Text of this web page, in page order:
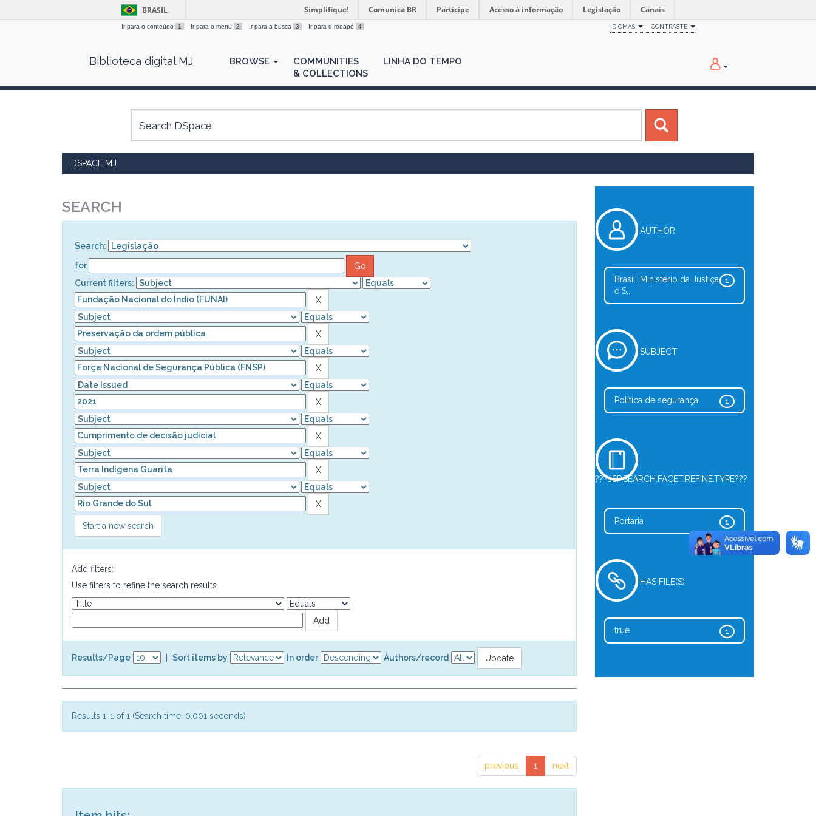
BRASIL Simplifique! Comunica BR Participe Acesso à informação Legislação Canais
Ir para o conteúdo 1 Ir para o menu 2 Ir para a busca 3 Ir para o rodapé 4 IDIOMAS CONTRASTE
Biblioteca digital MJ BROWSE
COMMUNITIES
& COLLECTIONS
LINHA DO TEMPO
DSPACE MJ
SEARCH
Search:
for
Current filters:
Start a new search
Add filters:
Use filters to refine the search results.
Results/Page Sort items by In order Authors/record
Results 1-1 of 1 (Search time: 0.001 seconds).
previous 1 next
AUTHOR
1
Brasil. Ministério da Justiça
e S...
SUBJECT
1
Política de segurança
???JSP.SEARCH.FACET.REFINE.TYPE???
1
Portaria
HAS FILE(S)
1
true